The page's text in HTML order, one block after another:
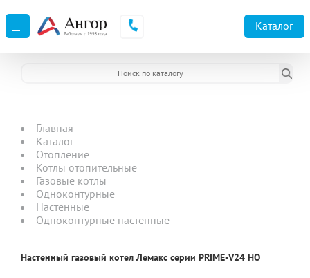
Каталог
Главная
Каталог
Отопление
Котлы отопительные
Газовые котлы
Одноконтурные
Настенные
Одноконтурные настенные
Настенный газовый котел Лемакс серии PRIME-V24 НО